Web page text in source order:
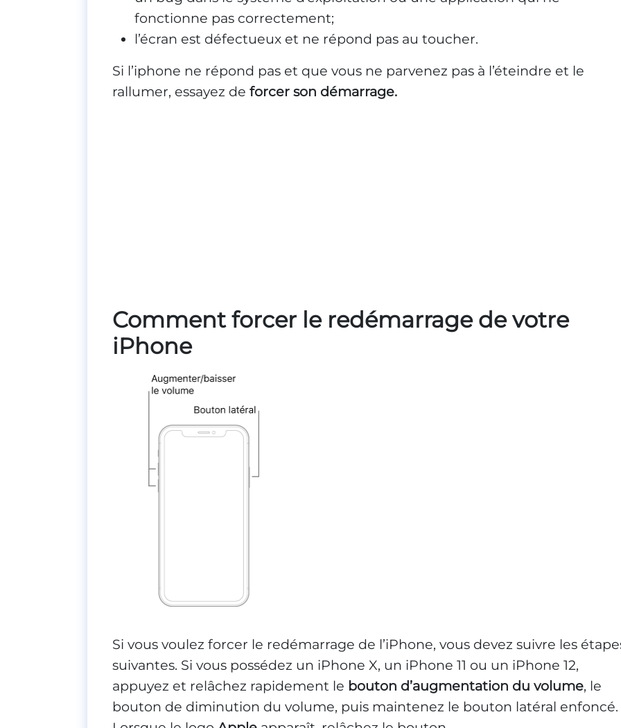
fonctionne pas correctement;
l’écran est défectueux et ne répond pas au toucher.
Si l’iphone ne répond pas et que vous ne parvenez pas à l’éteindre et le
rallumer, essayez de forcer son démarrage.
Comment forcer le redémarrage de votre
iPhone
Si vous voulez forcer le redémarrage de l’iPhone, vous devez suivre les
suivantes. Si vous possédez un iPhone X, un iPhone 11 ou un iPhone 12,
appuyez et relâchez rapidement le bouton d’augmentation du volume, le
bouton de diminution du volume, puis maintenez le bouton latéral enfoncé.